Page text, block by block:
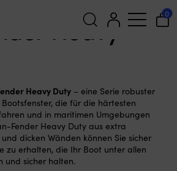
0
Heavy
Heavy Duty – eine Serie robuster
die für die härtesten
und in maritimen Umgebungen
Fender Heavy Duty aus extra
dicken Wänden können Sie sicher
zu erhalten, die Ihr Boot unter allen
und sicher halten.